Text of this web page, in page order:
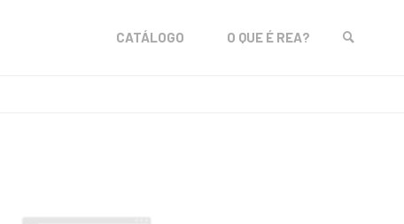
CATÁLOGO O QUE É REA?